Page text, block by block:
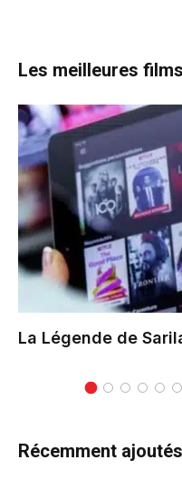
Les meilleures
La Légende de
Récemment ajoutés